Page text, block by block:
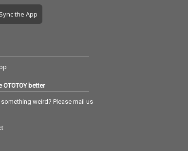
Sync the App
OTOTOY better
weird? Please mail us